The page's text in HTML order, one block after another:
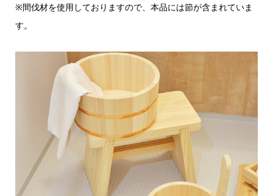
※間伐材を使用しておりますので、本品には節が含まれていま
す。